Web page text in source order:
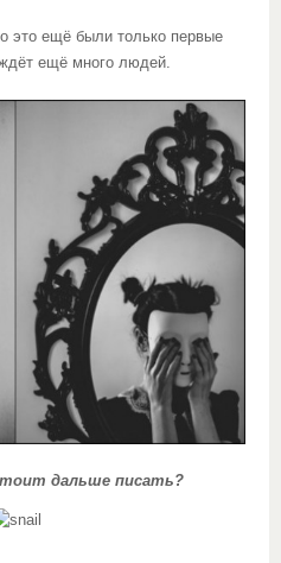
это ещё были только первые
ещё много людей.
дальше писать?